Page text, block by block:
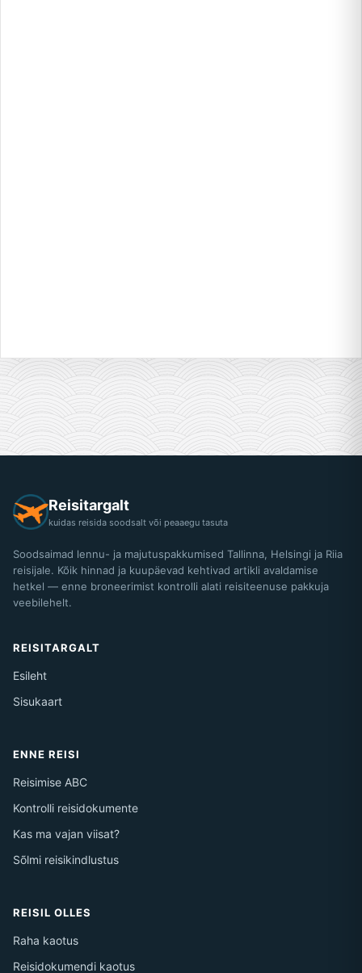
Reisitargalt
kuidas reisida soodsalt või peaaegu tasuta
Soodsaimad lennu- ja majutuspakkumised Tallinna, Helsingi ja Riia
reisijale. Kõik hinnad ja kuupäevad kehtivad artikli avaldamise
hetkel — enne broneerimist kontrolli alati reisiteenuse pakkuja
veebilehelt.
REISITARGALT
Esileht
Sisukaart
ENNE REISI
Reisimise ABC
Kontrolli reisidokumente
Kas ma vajan viisat?
Sõlmi reisikindlustus
REISIL OLLES
Raha kaotus
Reisidokumendi kaotus